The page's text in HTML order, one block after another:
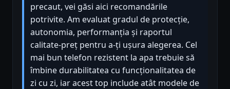
precaut, vei găsi aici recomandările
potrivite. Am evaluat gradul de protecție,
autonomia, performanția și raportul
calitate-preț pentru a-ți ușura alegerea. Cel
mai bun telefon rezistent la apa trebuie să
îmbine durabilitatea cu funcționalitatea de
zi cu zi, iar acest top include atât modele de